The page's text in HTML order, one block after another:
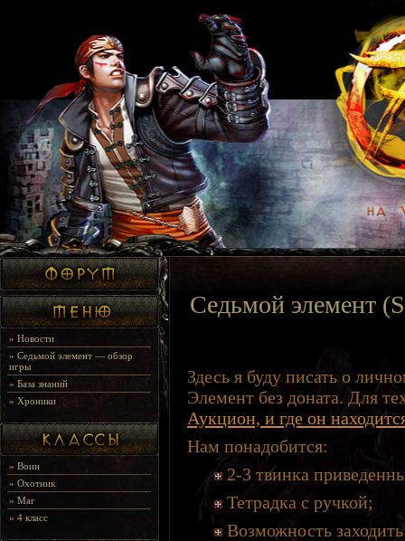
» Новости
» Седьмой элемент — обзор
игры
» База знаний
» Хроники
» Воин
» Охотник
» Маг
» 4 класс
Седьмой элемент
Здесь я буду писать о
Элемент без доната. Для
Аукцион, и где он
Нам понадобится:
2-3 твинка
Тетрадка с ручкой;
Возможность